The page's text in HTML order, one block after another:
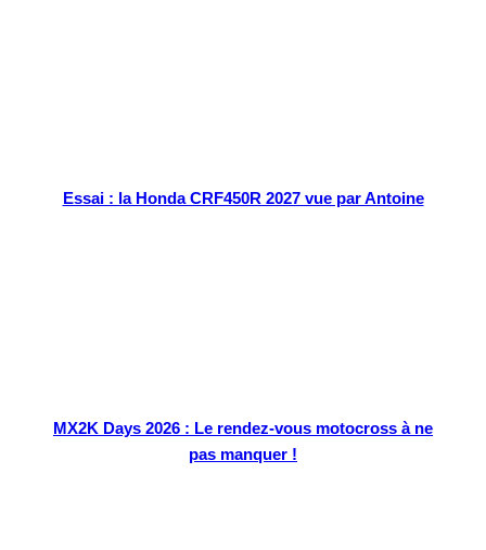
Essai : la Honda CRF450R 2027 vue par Antoine
MX2K Days 2026 : Le rendez-vous motocross à ne
pas manquer !